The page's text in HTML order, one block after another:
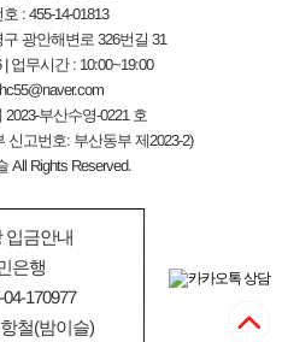
: 455-14-01813
광안해변로 326번길 31
업무시간 : 10:00~19:00
부산수영-0221 호
고번호: 부산동부 제2023-2)
All Rights Reserved.
입금안내
은행
170977
철(밤이슬)